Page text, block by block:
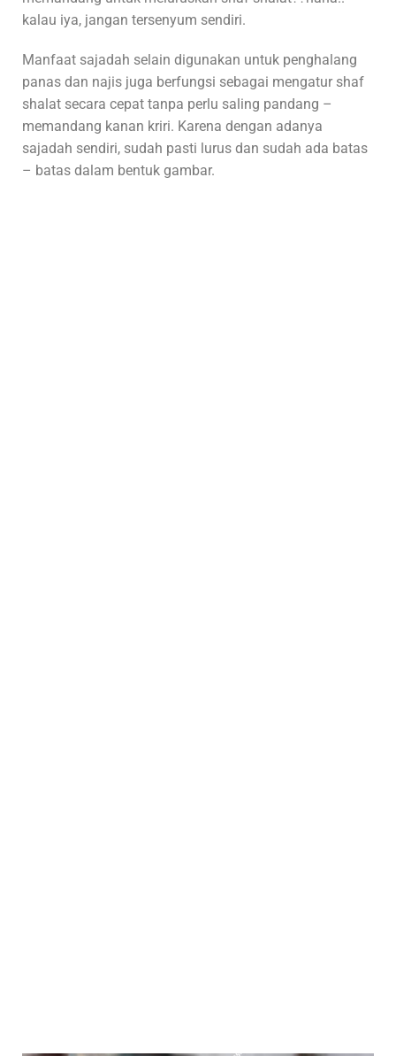
kalau iya, jangan tersenyum sendiri.
Manfaat sajadah selain digunakan untuk penghalang
panas dan najis juga berfungsi sebagai mengatur shaf
shalat secara cepat tanpa perlu saling pandang –
memandang kanan kriri. Karena dengan adanya
sajadah sendiri, sudah pasti lurus dan sudah ada batas
– batas dalam bentuk gambar.